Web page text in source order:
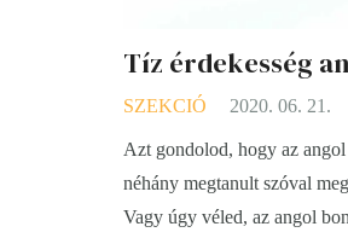
Tíz érdekesség
SZEKCIÓ 2020. 06. 21.
Azt gondolod, hogy az
néhány megtanult szóval
Vagy úgy véled, az angol